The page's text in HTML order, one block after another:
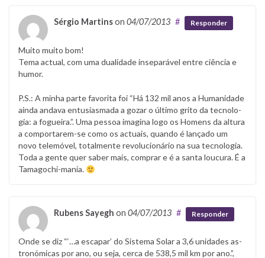
Sérgio Martinson 04/07/2013 # Responder
Muito muito bom!
Tema actual, com uma dualidade inseparável entre ciência e
humor.
P.S.: A minha parte favorita foi “Há 132 mil anos a Humanidade
ainda an­dava en­tu­si­as­mada a go­zar o úl­timo grito da tec­no­lo­
gia: a fo­gueira.”. Uma pessoa imagina logo os Homens da altura
a comportarem-se como os actuais, quando é lançado um
novo telemóvel, totalmente revolucionário na sua tecnologia.
Toda a gente quer saber mais, comprar e é a santa loucura. É a
Tamagochi-mania.
Rubens Sayegh on 04/07/2013 # Responder
Onde se diz “‘…a es­ca­par’ do Sistema Solar a 3,6 uni­da­des as­
tro­nó­mi­cas por ano, ou seja, cerca de 538,5 mil km por ano.”,